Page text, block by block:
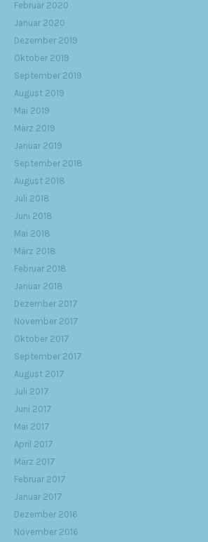
Februar 2020
Januar 2020
Dezember 2019
Oktober 2019
September 2019
August 2019
Mai 2019
März 2019
Januar 2019
September 2018
August 2018
Juli 2018
Juni 2018
Mai 2018
März 2018
Februar 2018
Januar 2018
Dezember 2017
November 2017
Oktober 2017
September 2017
August 2017
Juli 2017
Juni 2017
Mai 2017
April 2017
März 2017
Februar 2017
Januar 2017
Dezember 2016
November 2016